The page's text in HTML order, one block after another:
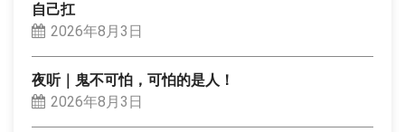
自己扛
2026年8月3日
夜听｜鬼不可怕，可怕的是人！
2026年8月3日